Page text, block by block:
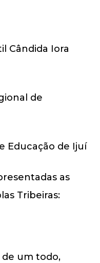
Cândida Iora
de
Educação de Ijuí
as
Tribeiras:
de um todo,